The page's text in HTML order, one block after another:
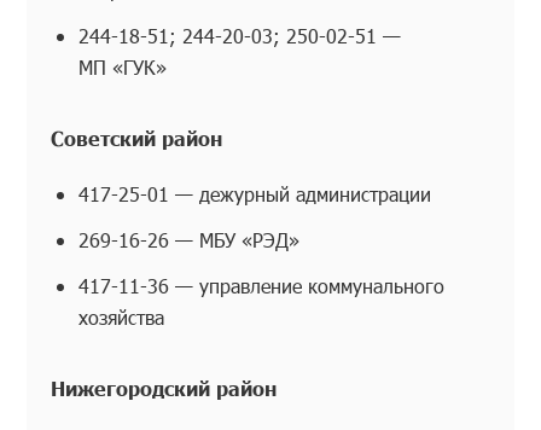
244-18-51; 244-20-03; 250-02-51 —
МП «ГУК»
Советский район
417-25-01 — дежурный администрации
269-16-26 — МБУ «РЭД»
417-11-36 — управление коммунального
хозяйства
Нижегородский район